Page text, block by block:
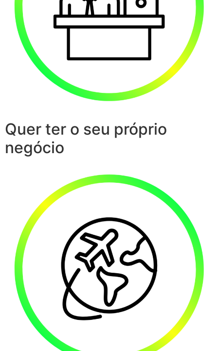
Quer ter o seu próprio
negócio